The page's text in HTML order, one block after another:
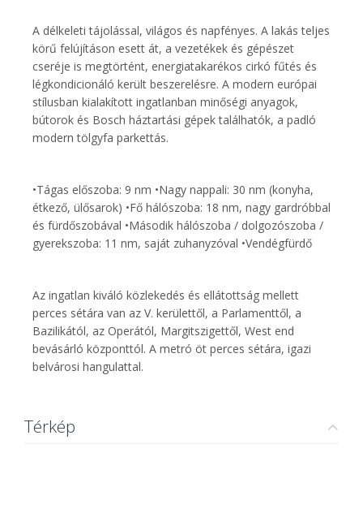
A délkeleti tájolással, világos és napfényes. A lakás teljes
körű felújításon esett át, a vezetékek és gépészet
cseréje is megtörtént, energiatakarékos cirkó fűtés és
légkondicionáló került beszerelésre. A modern európai
stílusban kialakított ingatlanban minőségi anyagok,
bútorok és Bosch háztartási gépek találhatók, a padló
modern tölgyfa parkettás.
•Tágas előszoba: 9 nm •Nagy nappali: 30 nm (konyha,
étkező, ülősarok) •Fő hálószoba: 18 nm, nagy gardróbbal
és fürdőszobával •Második hálószoba / dolgozószoba /
gyerekszoba: 11 nm, saját zuhanyzóval •Vendégfürdő
Az ingatlan kiváló közlekedés és ellátottság mellett
perces sétára van az V. kerülettől, a Parlamenttől, a
Bazilikától, az Operától, Margitszigettől, West end
bevásárló központtól. A metró öt perces sétára, igazi
belvárosi hangulattal.
Térkép